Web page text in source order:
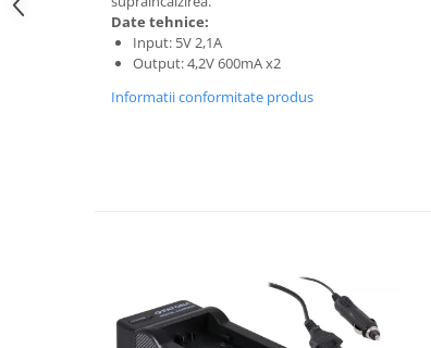
Accesorii kjøk
Incarcatoare & acumulatori
Telefoane mobile
Date tehnice:
Input: 5V 2,1A
Output: 4,2V 600mA x2
Informatii conformitate produs